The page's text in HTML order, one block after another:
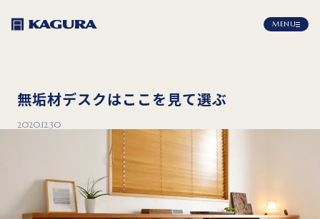
MENU
無垢材デスクはここを見て選ぶ
2020.12.30